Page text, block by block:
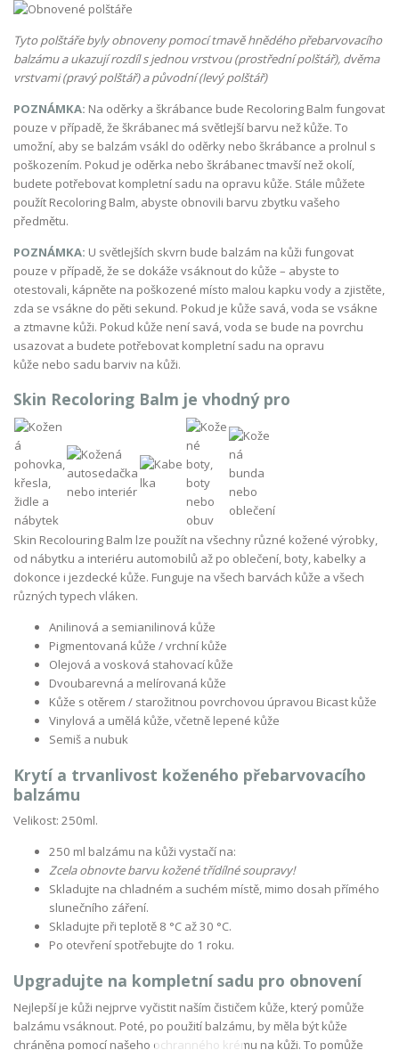
Tyto polštáře byly obnoveny pomocí tmavě hnědého přebarvovacího
balzámu a ukazují rozdíl s jednou vrstvou (prostřední polštář), dvěma
vrstvami (pravý polštář) a původní (levý polštář)
POZNÁMKA: Na oděrky a škrábance bude Recoloring Balm fungovat
pouze v případě, že škrábanec má světlejší barvu než kůže. To
umožní, aby se balzám vsákl do oděrky nebo škrábance a prolnul s
poškozením. Pokud je oděrka nebo škrábanec tmavší než okolí,
budete potřebovat kompletní sadu na opravu kůže. Stále můžete
použít Recoloring Balm, abyste obnovili barvu zbytku vašeho
předmětu.
POZNÁMKA: U světlejších skvrn bude balzám na kůži fungovat
pouze v případě, že se dokáže vsáknout do kůže – abyste to
otestovali, kápněte na poškozené místo malou kapku vody a zjistěte,
zda se vsákne do pěti sekund. Pokud je kůže savá, voda se vsákne
a ztmavne kůži. Pokud kůže není savá, voda se bude na povrchu
usazovat a budete potřebovat kompletní sadu na opravu
kůže nebo sadu barviv na kůži.
Skin Recoloring Balm je vhodný pro
Skin Recolouring Balm lze použít na všechny různé kožené výrobky,
od nábytku a interiéru automobilů až po oblečení, boty, kabelky a
dokonce i jezdecké kůže. Funguje na všech barvách kůže a všech
různých typech vláken.
Anilinová a semianilinová kůže
Pigmentovaná kůže / vrchní kůže
Olejová a vosková stahovací kůže
Dvoubarevná a melírovaná kůže
Kůže s otěrem / starožitnou povrchovou úpravou Bicast kůže
Vinylová a umělá kůže, včetně lepené kůže
Semiš a nubuk
Krytí a trvanlivost koženého přebarvovacího
balzámu
Velikost: 250ml.
250 ml balzámu na kůži vystačí na:
Zcela obnovte barvu kožené třídílné soupravy!
Skladujte na chladném a suchém místě, mimo dosah přímého
slunečního záření.
Skladujte při teplotě 8 °C až 30 °C.
Po otevření spotřebujte do 1 roku.
Upgradujte na kompletní sadu pro obnovení
Nejlepší je kůži nejprve vyčistit naším čističem kůže, který pomůže
balzámu vsáknout. Poté, po použití balzámu, by měla být kůže
chráněna pomocí našeho ochranného krému na kůži. To pomůže